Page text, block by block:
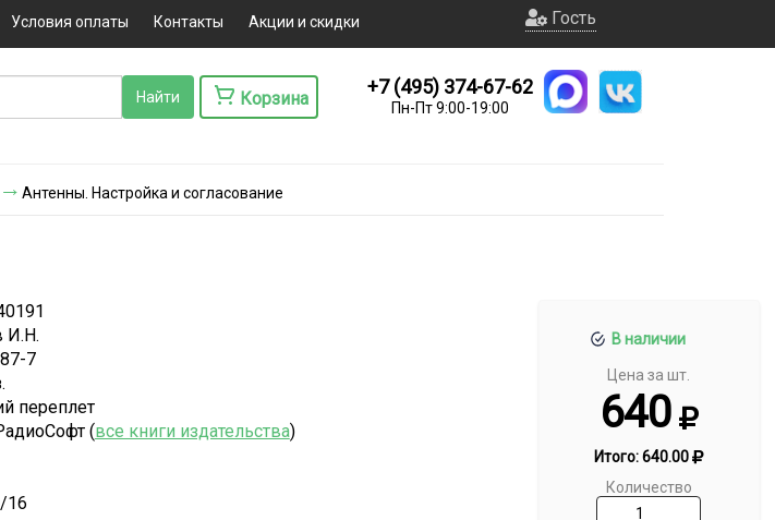
Условия оплаты Контакты Акции и скидки Гость
Корзина
+7 (495) 374-67-62
Пн-Пт 9:00-19:00
Антенны. Настройка и согласование
В наличии
Цена за шт.
640
Итого:640.00
Количество
И.Н.
7
переплет
(все книги издательства)
16